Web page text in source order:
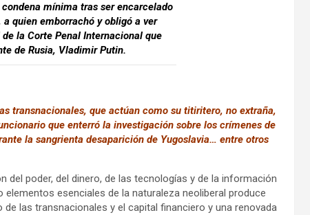
mínima tras ser encarcelado
quien emborrachó y obligó a ver
la Corte Penal Internacional que
de Rusia, Vladimir Putin.
transnacionales, que actúan como su titiritero, no extraña,
que enterró la investigación sobre los crímenes de
la sangrienta desaparición de Yugoslavia… entre otros
poder, del dinero, de las tecnologías y de la información
esenciales de la naturaleza neoliberal produce
las transnacionales y el capital financiero y una renovada